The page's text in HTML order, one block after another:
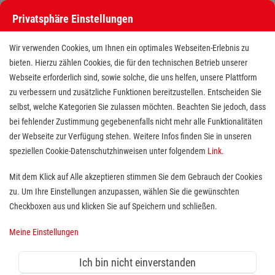
Erste-Hilfe-Ausbilder (m/w/d) auf
nebenberuflicher Basis - auch im
Quereinstieg
Spaß an der Lehre? Sie möchten nebenberuflich für
Privatsphäre Einstellungen
Wir verwenden Cookies, um Ihnen ein optimales Webseiten-Erlebnis zu
bieten. Hierzu zählen Cookies, die für den technischen Betrieb unserer
Webseite erforderlich sind, sowie solche, die uns helfen, unsere Plattform
zu verbessern und zusätzliche Funktionen bereitzustellen. Entscheiden Sie
selbst, welche Kategorien Sie zulassen möchten. Beachten Sie jedoch, dass
bei fehlender Zustimmung gegebenenfalls nicht mehr alle Funktionalitäten
der Webseite zur Verfügung stehen. Weitere Infos finden Sie in unseren
speziellen Cookie-Datenschutzhinweisen unter folgendem Link.
Mit dem Klick auf Alle akzeptieren stimmen Sie dem Gebrauch der Cookies
zu. Um Ihre Einstellungen anzupassen, wählen Sie die gewünschten
Checkboxen aus und klicken Sie auf Speichern und schließen.
Meine Einstellungen
Ich bin nicht einverstanden